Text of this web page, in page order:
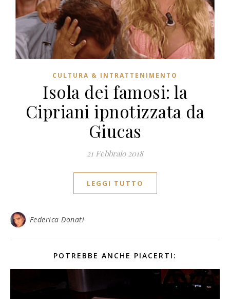
CULTURA & INTRATTENIMENTO
Isola dei famosi: la
Cipriani ipnotizzata da
Giucas
21 Febbraio 2018
LEGGI TUTTO
Federica Donati
POTREBBE ANCHE PIACERTI: